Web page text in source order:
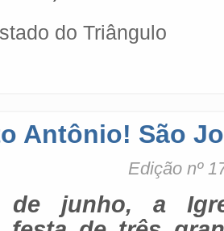
do Triângulo
Antônio! São
Edição nº
junho, a